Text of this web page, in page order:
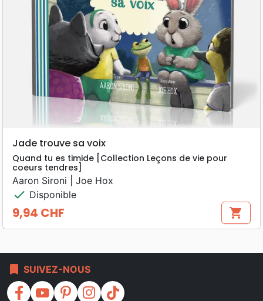
Jade trouve sa voix
Quand tu es timide [Collection Leçons de vie pour
coeurs tendres]
Aaron Sironi | Joe Hox
check Disponible
Prix
9,94 CHF shopping_cart
bookmark SUIVEZ-NOUS
facebook youtube pinterest instagram
tiktok